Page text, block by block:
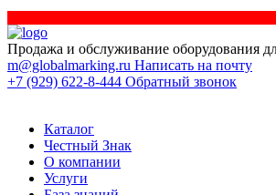
Продажа и обслуживание оборудования
m@globalmarking.ru Написать на почту
+7 (929) 622-8-444 Обратный звонок
Каталог
Честный Знак
О компании
Услуги